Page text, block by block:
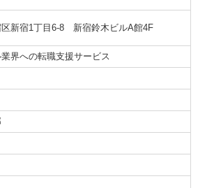
区新宿1丁目6-8 新宿鈴木ビルA館4F
界への転職支援サービス